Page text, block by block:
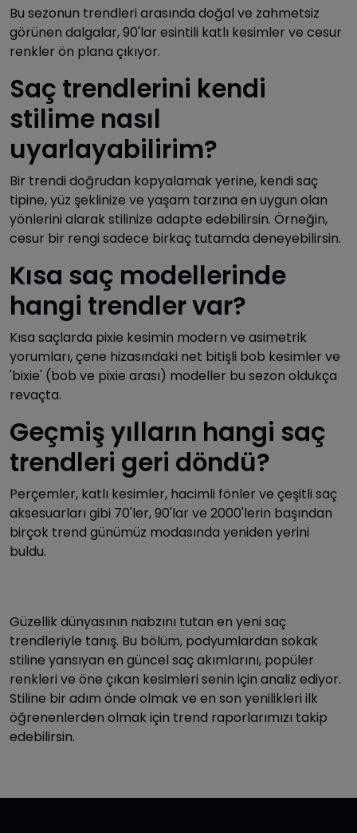
Bu sezonun trendleri arasında doğal ve zahmetsiz
görünen dalgalar, 90'lar esintili katlı kesimler ve cesur
renkler ön plana çıkıyor.
Saç trendlerini kendi
stilime nasıl
uyarlayabilirim?
Bir trendi doğrudan kopyalamak yerine, kendi saç
tipine, yüz şeklinize ve yaşam tarzına en uygun olan
yönlerini alarak stilinize adapte edebilirsin. Örneğin,
cesur bir rengi sadece birkaç tutamda deneyebilirsin.
Kısa saç modellerinde
hangi trendler var?
Kısa saçlarda pixie kesimin modern ve asimetrik
yorumları, çene hizasındaki net bitişli bob kesimler ve
'bixie' (bob ve pixie arası) modeller bu sezon oldukça
revaçta.
Geçmiş yılların hangi saç
trendleri geri döndü?
Perçemler, katlı kesimler, hacimli fönler ve çeşitli saç
aksesuarları gibi 70'ler, 90'lar ve 2000'lerin başından
birçok trend günümüz modasında yeniden yerini
buldu.
Güzellik dünyasının nabzını tutan en yeni saç
trendleriyle tanış. Bu bölüm, podyumlardan sokak
stiline yansıyan en güncel saç akımlarını, popüler
renkleri ve öne çıkan kesimleri senin için analiz ediyor.
Stiline bir adım önde olmak ve en son yenilikleri ilk
öğrenenlerden olmak için trend raporlarımızı takip
edebilirsin.